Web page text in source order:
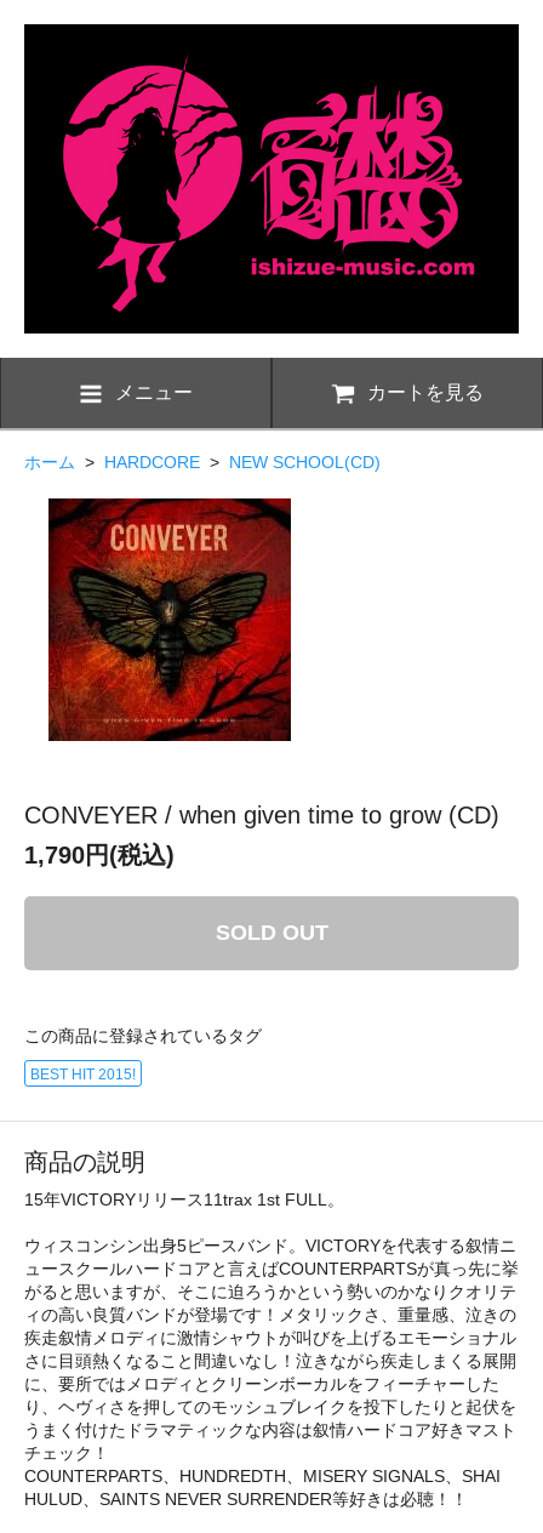
メニュー カートを見る
ホーム > HARDCORE > NEW SCHOOL(CD)
CONVEYER / when given time to grow (CD)
1,790円(税込)
SOLD OUT
この商品に登録されているタグ
BEST HIT 2015!
商品の説明
15年VICTORYリリース11trax 1st FULL。
ウィスコンシン出身5ピースバンド。VICTORYを代表する叙情ニ
ュースクールハードコアと言えばCOUNTERPARTSが真っ先に挙
がると思いますが、そこに迫ろうかという勢いのかなりクオリテ
ィの高い良質バンドが登場です！メタリックさ、重量感、泣きの
疾走叙情メロディに激情シャウトが叫びを上げるエモーショナル
さに目頭熱くなること間違いなし！泣きながら疾走しまくる展開
に、要所ではメロディとクリーンボーカルをフィーチャーした
り、ヘヴィさを押してのモッシュブレイクを投下したりと起伏を
うまく付けたドラマティックな内容は叙情ハードコア好きマスト
チェック！
COUNTERPARTS、HUNDREDTH、MISERY SIGNALS、SHAI
HULUD、SAINTS NEVER SURRENDER等好きは必聴！！